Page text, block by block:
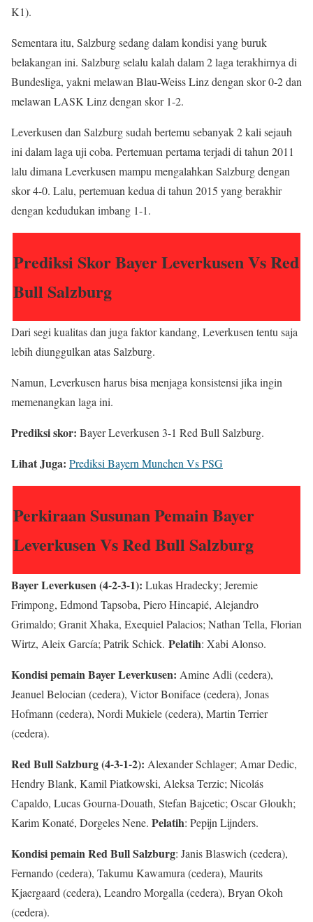
K1).
Sementara itu, Salzburg sedang dalam kondisi yang buruk
belakangan ini. Salzburg selalu kalah dalam 2 laga terakhirnya di
Bundesliga, yakni melawan Blau-Weiss Linz dengan skor 0-2 dan
melawan LASK Linz dengan skor 1-2.
Leverkusen dan Salzburg sudah bertemu sebanyak 2 kali sejauh
ini dalam laga uji coba. Pertemuan pertama terjadi di tahun 2011
lalu dimana Leverkusen mampu mengalahkan Salzburg dengan
skor 4-0. Lalu, pertemuan kedua di tahun 2015 yang berakhir
dengan kedudukan imbang 1-1.
Prediksi Skor Bayer Leverkusen Vs Red
Bull Salzburg
Dari segi kualitas dan juga faktor kandang, Leverkusen tentu saja
lebih diunggulkan atas Salzburg.
Namun, Leverkusen harus bisa menjaga konsistensi jika ingin
memenangkan laga ini.
Prediksi skor: Bayer Leverkusen 3-1 Red Bull Salzburg.
Lihat Juga: Prediksi Bayern Munchen Vs PSG
Perkiraan Susunan Pemain Bayer
Leverkusen Vs Red Bull Salzburg
Bayer Leverkusen (4-2-3-1): Lukas Hradecky; Jeremie
Frimpong, Edmond Tapsoba, Piero Hincapié, Alejandro
Grimaldo; Granit Xhaka, Exequiel Palacios; Nathan Tella, Florian
Wirtz, Aleix García; Patrik Schick. Pelatih: Xabi Alonso.
Kondisi pemain Bayer Leverkusen: Amine Adli (cedera),
Jeanuel Belocian (cedera), Victor Boniface (cedera), Jonas
Hofmann (cedera), Nordi Mukiele (cedera), Martin Terrier
(cedera).
Red Bull Salzburg (4-3-1-2): Alexander Schlager; Amar Dedic,
Hendry Blank, Kamil Piatkowski, Aleksa Terzic; Nicolás
Capaldo, Lucas Gourna-Douath, Stefan Bajcetic; Oscar Gloukh;
Karim Konaté, Dorgeles Nene. Pelatih: Pepijn Lijnders.
Kondisi pemain Red Bull Salzburg: Janis Blaswich (cedera),
Fernando (cedera), Takumu Kawamura (cedera), Maurits
Kjaergaard (cedera), Leandro Morgalla (cedera), Bryan Okoh
(cedera).